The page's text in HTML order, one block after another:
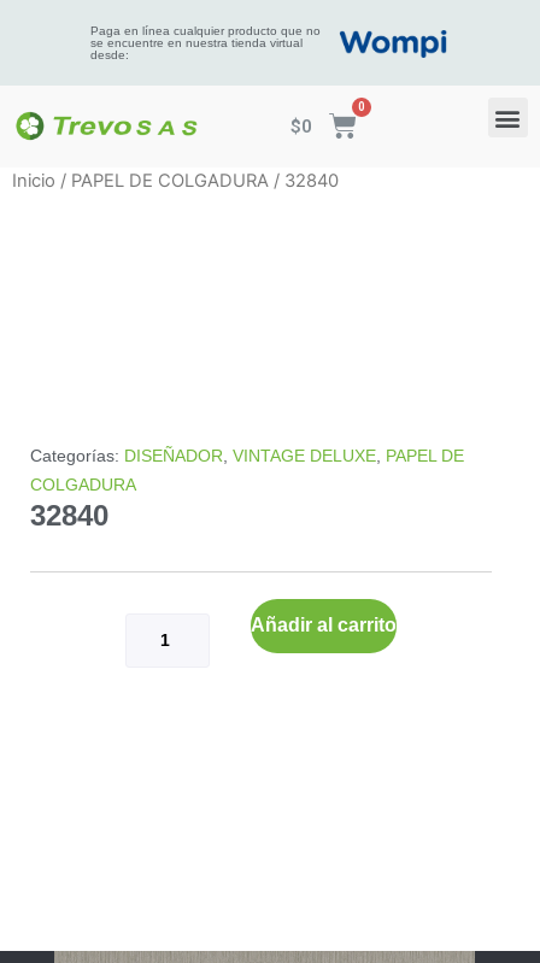
Paga en línea cualquier producto que no
se encuentre en nuestra tienda virtual
desde:
$0
Inicio / PAPEL DE COLGADURA / 32840
Categorías: DISEÑADOR VINTAGE DELUXE PAPEL DE
COLGADURA
32840
Añadir al carrito